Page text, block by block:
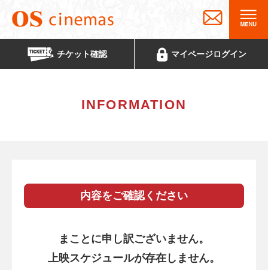
チケット確認 マイページログイン
INFORMATION
内容をご確認ください
まことに申し訳ございません。
上映スケジュールが存在しません。